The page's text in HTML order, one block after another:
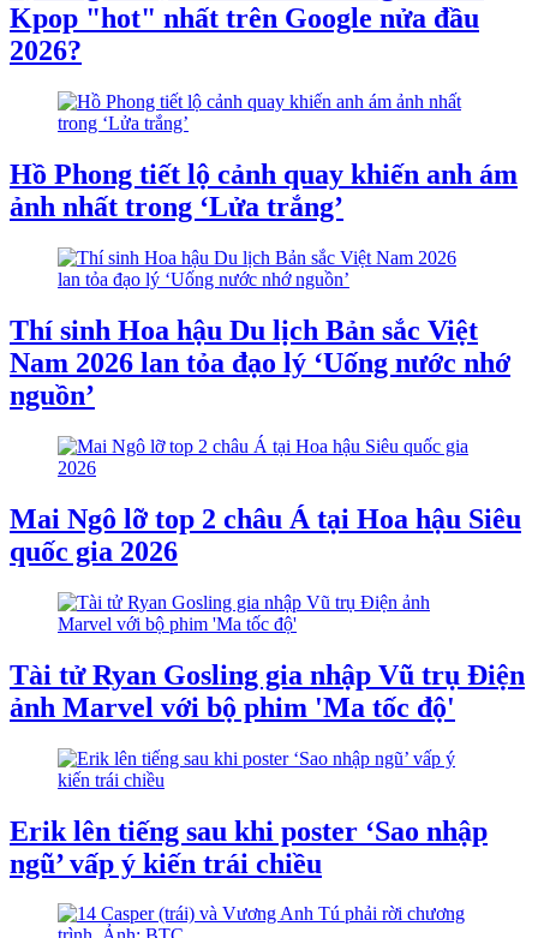
Kpop "hot" nhất trên Google nửa đầu
2026?
Hồ Phong tiết lộ cảnh quay khiến anh ám
ảnh nhất trong ‘Lửa trắng’
Thí sinh Hoa hậu Du lịch Bản sắc Việt
Nam 2026 lan tỏa đạo lý ‘Uống nước nhớ
nguồn’
Mai Ngô lỡ top 2 châu Á tại Hoa hậu Siêu
quốc gia 2026
Tài tử Ryan Gosling gia nhập Vũ trụ Điện
ảnh Marvel với bộ phim 'Ma tốc độ'
Erik lên tiếng sau khi poster ‘Sao nhập
ngũ’ vấp ý kiến trái chiều